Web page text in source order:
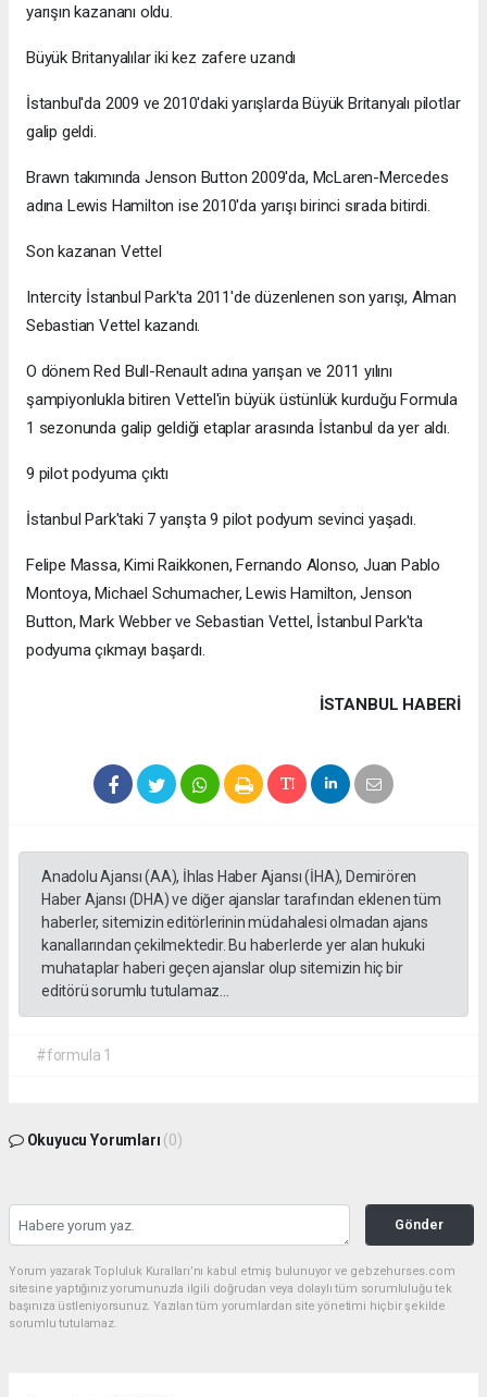
yarışın kazananı oldu.
Büyük Britanyalılar iki kez zafere uzandı
İstanbul'da 2009 ve 2010'daki yarışlarda Büyük Britanyalı pilotlar
galip geldi.
Brawn takımında Jenson Button 2009'da, McLaren-Mercedes
adına Lewis Hamilton ise 2010'da yarışı birinci sırada bitirdi.
Son kazanan Vettel
Intercity İstanbul Park'ta 2011'de düzenlenen son yarışı, Alman
Sebastian Vettel kazandı.
O dönem Red Bull-Renault adına yarışan ve 2011 yılını
şampiyonlukla bitiren Vettel'in büyük üstünlük kurduğu Formula
1 sezonunda galip geldiği etaplar arasında İstanbul da yer aldı.
9 pilot podyuma çıktı
İstanbul Park'taki 7 yarışta 9 pilot podyum sevinci yaşadı.
Felipe Massa, Kimi Raikkonen, Fernando Alonso, Juan Pablo
Montoya, Michael Schumacher, Lewis Hamilton, Jenson
Button, Mark Webber ve Sebastian Vettel, İstanbul Park'ta
podyuma çıkmayı başardı.
İSTANBUL HABERİ
Anadolu Ajansı (AA), İhlas Haber Ajansı (İHA), Demirören
Haber Ajansı (DHA) ve diğer ajanslar tarafından eklenen tüm
haberler, sitemizin editörlerinin müdahalesi olmadan ajans
kanallarından çekilmektedir. Bu haberlerde yer alan hukuki
muhataplar haberi geçen ajanslar olup sitemizin hiç bir
editörü sorumlu tutulamaz...
#formula 1
Okuyucu Yorumları (0)
Gönder
Yorum yazarak Topluluk Kuralları’nı kabul etmiş bulunuyor ve gebzehurses.com
sitesine yaptığınız yorumunuzla ilgili doğrudan veya dolaylı tüm sorumluluğu tek
başınıza üstleniyorsunuz. Yazılan tüm yorumlardan site yönetimi hiçbir şekilde
sorumlu tutulamaz.